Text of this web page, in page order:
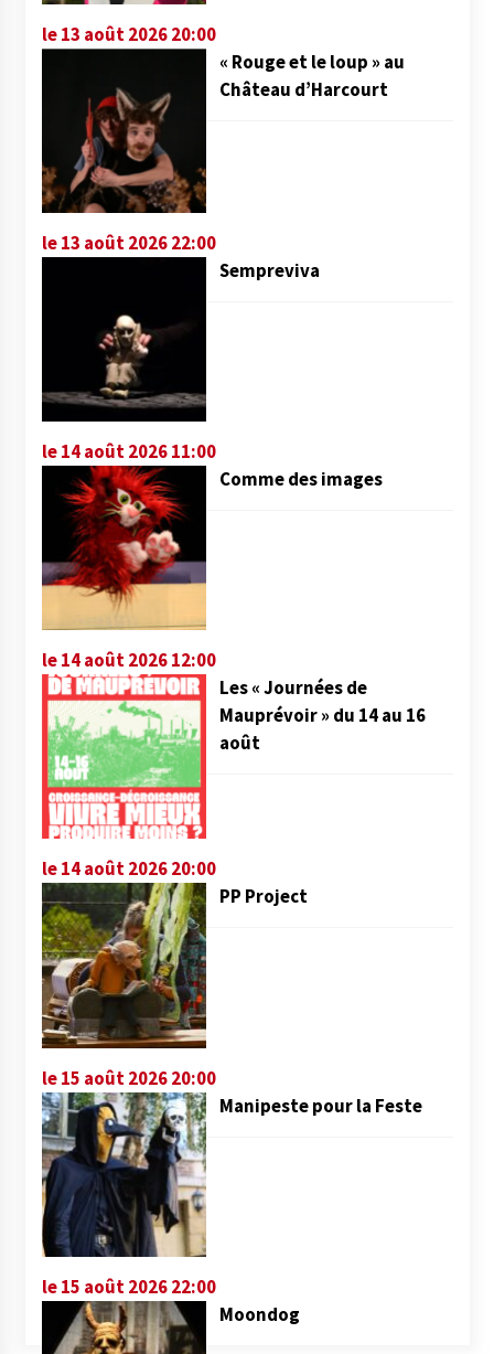
le 13 août 2026 20:00
« Rouge et le loup » au
Château d’Harcourt
le 13 août 2026 22:00
Sempreviva
le 14 août 2026 11:00
Comme des images
le 14 août 2026 12:00
Les « Journées de
Mauprévoir » du 14 au 16
août
le 14 août 2026 20:00
PP Project
le 15 août 2026 20:00
Manipeste pour la Feste
le 15 août 2026 22:00
Moondog